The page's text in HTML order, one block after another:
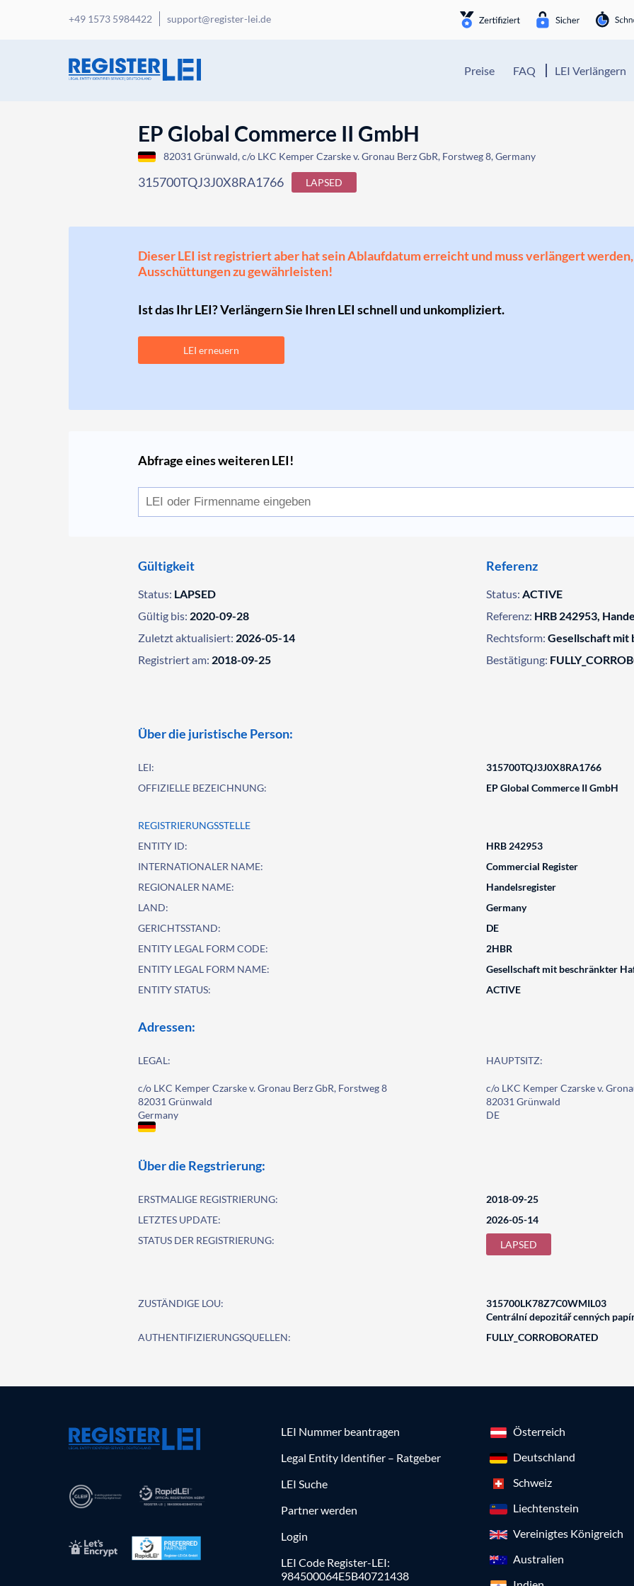
+49 1573 5984422 support@register-lei.de
Preise FAQ LEI Verlängern
EP Global Commerce II GmbH
82031 Grünwald, c/o LKC Kemper Czarske v. Gronau Berz GbR, Forstweg 8, Germany
315700TQJ3J0X8RA1766 LAPSED
Dieser LEI ist registriert aber hat sein Ablaufdatum erreicht und muss verlängert
Ausschüttungen zu gewährleisten!
Ist das Ihr LEI? Verlängern Sie Ihren LEI schnell und unkompliziert.
LEI erneuern
Abfrage eines weiteren LEI!
Gültigkeit
Status: LAPSED
Gültig bis: 2020-09-28
Zuletzt aktualisiert: 2026-05-14
Registriert am: 2018-09-25
Referenz
Status: ACTIVE
Referenz: HRB 242953,
Rechtsform: Gesellschaft mit
Bestätigung:
Über die juristische Person:
LEI:
315700TQJ3J0X8RA1766
OFFIZIELLE BEZEICHNUNG:
EP Global Commerce II GmbH
REGISTRIERUNGSSTELLE
ENTITY ID:
HRB 242953
INTERNATIONALER NAME:
Commercial Register
REGIONALER NAME:
Handelsregister
LAND:
Germany
GERICHTSSTAND:
DE
ENTITY LEGAL FORM CODE:
2HBR
ENTITY LEGAL FORM NAME:
Gesellschaft mit beschränkter
ENTITY STATUS:
ACTIVE
Adressen:
LEGAL:
c/o LKC Kemper Czarske v. Gronau Berz GbR, Forstweg 8
82031 Grünwald
Germany
HAUPTSITZ:
c/o LKC Kemper Czarske v.
82031 Grünwald
DE
Über die Regstrierung:
ERSTMALIGE REGISTRIERUNG:
2018-09-25
LETZTES UPDATE:
2026-05-14
STATUS DER REGISTRIERUNG:
LAPSED
ZUSTÄNDIGE LOU:
315700LK78Z7C0WMIL03
Centrální depozitář cenných
AUTHENTIFIZIERUNGSQUELLEN:
FULLY_CORROBORATED
LEI Nummer beantragen
Legal Entity Identifier – Ratgeber
LEI Suche
Partner werden
Login
LEI Code Register-LEI:
984500064E5B40721438
Österreich
Deutschland
Schweiz
Liechtenstein
Vereinigtes Königreich
Australien